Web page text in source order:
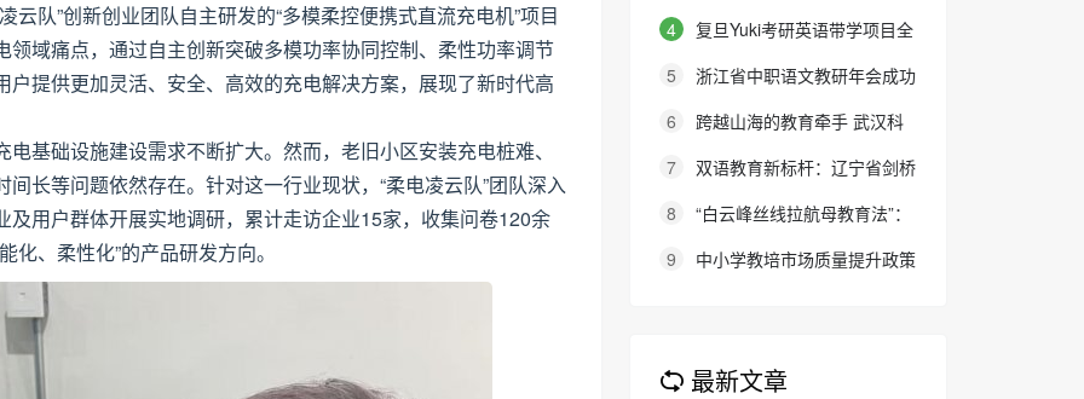
云队”创新创业团队自主研发的“多模柔控便携式直流充电机”项目
域痛点，通过自主创新突破多模功率协同控制、柔性功率调节
提供更加灵活、安全、高效的充电解决方案，展现了新时代高
基础设施建设需求不断扩大。然而，老旧小区安装充电桩难、
长等问题依然存在。针对这一行业现状，“柔电凌云队”团队深入
用户群体开展实地调研，累计走访企业15家，收集问卷120余
、柔性化”的产品研发方向。
程
4
复旦Yuki考研英语带学项目全
新升级：27班型满足多元需求，协
5
浙江省中职语文教研年会成功
举办：聚焦素养本位，共探职教语
6
跨越山海的教育牵手 武汉科
大联合西班牙顶尖名校办学院，首
7
双语教育新标杆：辽宁省剑桥
英语考务中心与大连金普新区华美
范学校
8
“白云峰丝线拉航母教育法”：
撬动高中 教育教学方式变化的必
9
中小学教培市场质量提升政策
最新文章